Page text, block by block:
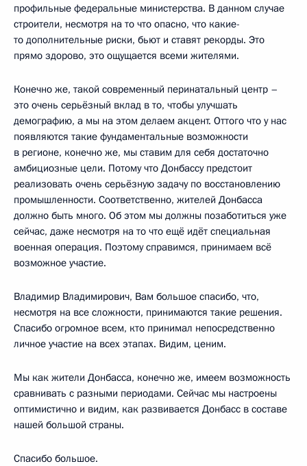
профильные федеральные министерства. В данном случае
строители, несмотря на то что опасно, что какие-
то дополнительные риски, бьют и ставят рекорды. Это
прямо здорово, это ощущается всеми жителями.
Конечно же, такой современный перинатальный центр –
это очень серьёзный вклад в то, чтобы улучшать
демографию, а мы на этом делаем акцент. Оттого что у нас
появляются такие фундаментальные возможности
в регионе, конечно же, мы ставим для себя достаточно
амбициозные цели. Потому что Донбассу предстоит
реализовать очень серьёзную задачу по восстановлению
промышленности. Соответственно, жителей Донбасса
должно быть много. Об этом мы должны позаботиться уже
сейчас, даже несмотря на то что ещё идёт специальная
военная операция. Поэтому справимся, принимаем всё
возможное участие.
Владимир Владимирович, Вам большое спасибо, что,
несмотря на все сложности, принимаются такие решения.
Спасибо огромное всем, кто принимал непосредственно
личное участие на всех этапах. Видим, ценим.
Мы как жители Донбасса, конечно же, имеем возможность
сравнивать с разными периодами. Сейчас мы настроены
оптимистично и видим, как развивается Донбасс в составе
нашей большой страны.
Спасибо большое.